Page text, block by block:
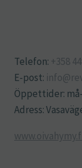
Telefon: +358
E-post:
Öppettider:
Adress: